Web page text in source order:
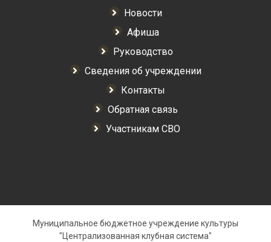
Новости
Афиша
Руководство
Сведения об учреждении
Контакты
Обратная связь
Участникам СВО
Муниципальное бюджетное учреждение культуры
"Централизованная клубная система"